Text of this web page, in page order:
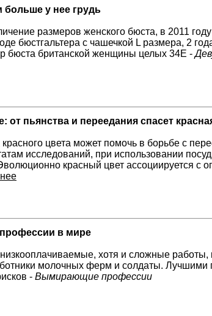
больше у нее грудь
размеров женского бюста, в 2011
бюстгальтера с чашечкой L размера, 2
бюста британской женщины целых 34E -
от пьянства и переедания спасет
красного цвета может помочь в борьбе с
исследований, при использовании
красный цвет ассоциируется с
в мире
хотя и сложные
молочных ферм и солдаты.
- Вымирающие профессии